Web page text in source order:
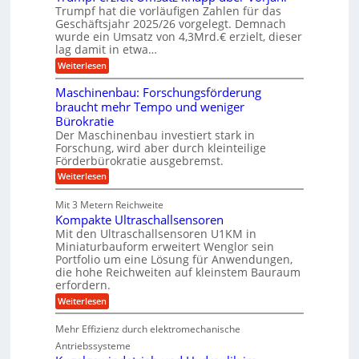
i
n
e
n
v
n
K
o
e
n
i
g
&
B
a
u
e
r
b
a
u
f
f
ü
h
r
u
n
g
e
n
B
S
C
L
w
e
i
t
e
e
n
t
w
i
c
k
e
l
t
u
n
g
s
r
e
e
s
H
y
b
r
i
d
-
u
g
e
l
l
a
g
e
r
Trumpf hat die vorläufigen Zahlen für das
Geschäftsjahr 2025/26 vorgelegt. Demnach
wurde ein Umsatz von 4,3Mrd.€ erzielt, dieser
lag damit in etwa…
Weiterlesen:
T
u
m
p
f
e
r
z
i
e
t
U
m
s
a
t
z
k
n
a
p
ü
b
Maschinenbau: Forschungsförderung
braucht mehr Tempo und weniger
Bürokratie
Der Maschinenbau investiert stark in
Forschung, wird aber durch kleinteilige
Förderbürokratie ausgebremst.
Weiterlesen:
M
s
c
h
i
n
e
n
b
a
u
F
o
r
Mit 3 Metern Reichweite
Kompakte Ultraschallsensoren
Mit den Ultraschallsensoren U1KM in
Miniaturbauform erweitert Wenglor sein
Portfolio um eine Lösung für Anwendungen,
die hohe Reichweiten auf kleinstem Bauraum
erfordern.
Weiterlesen:
K
m
p
a
Mehr Effizienz durch elektromechanische
Antriebssysteme